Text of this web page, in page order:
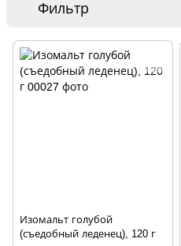
Фильтр
Изомальт голубой
(съедобный леденец), 120 г